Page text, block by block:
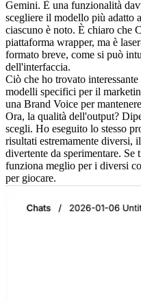
Gemini. È una funzionalità
scegliere il modello più adatto
ciascuno è noto. È chiaro che
piattaforma wrapper, ma è
formato breve, come si può
dell'interfaccia.
Ciò che ho trovato
modelli specifici per il
una Brand Voice per
Ora, la qualità dell'output?
scegli. Ho eseguito lo stesso
risultati estremamente diversi,
divertente da sperimentare. Se
funziona meglio per i diversi
per giocare.